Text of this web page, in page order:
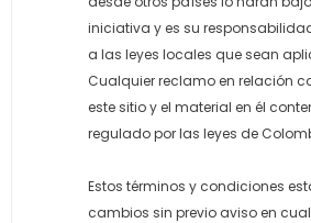
iniciativa y es su
a las leyes locales que sean
Cualquier reclamo en relación
este sitio y el material en él
regulado por las leyes de
Estos términos y condiciones
cambios sin previo aviso en